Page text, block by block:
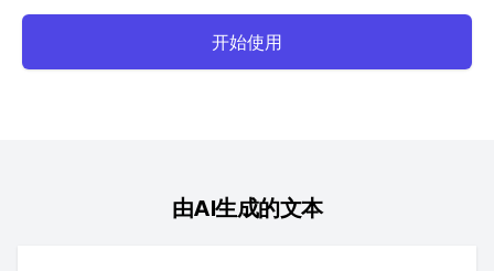
开始使用
由AI生成的文本